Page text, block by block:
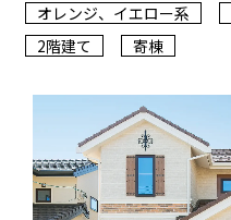
オレンジ、イエロー系
2階建て
寄棟